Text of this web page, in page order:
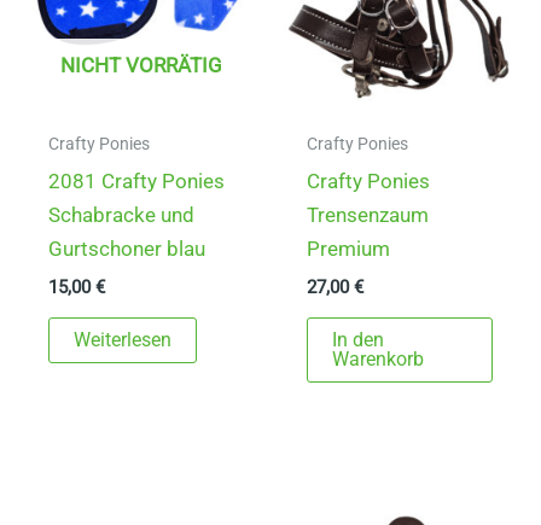
NICHT VORRÄTIG
Crafty Ponies
2081 Crafty Ponies
Schabracke und
Gurtschoner blau
15,00€
Weiterlesen
Crafty Ponies
Crafty Ponies
Trensenzaum
Premium
27,00€
In den
Warenkorb